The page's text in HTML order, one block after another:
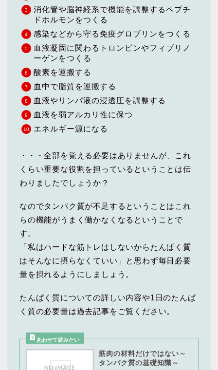
消化管や脳神経系で機能を調整するペプチ
ドホルモンをつくる
感染などから守る免疫グロブリンをつくる
血液凝固に関わるトロンビンやフィブリノ
ーゲンをつくる
酸素を運搬する
血中で脂質を運搬する
血液やリンパ液の浸透圧を調整する
血液を弱アルカリ性に保つ
エネルギー源になる
・・・全部を覚える必要はありませんが、これ
くらい重要な役割を担っているということは伝
わりましたでしょうか？
なのでタンパク質が不足するということはこれ
らの機能がうまく働かなくなるということで
す。
「私はハードな筋トレはしないからたんぱく質
はそんなに摂らなくていい」と思わず毎日必要
量を摂れるようにしましょう。
たんぱく質についての詳しい内容や1日のたんぱ
く質の必要量は過去記事をご覧ください。
筋肉の材料だけではない～
タンパク質の基礎知識～